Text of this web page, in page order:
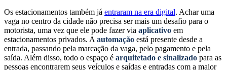
Os estacionamentos também já entraram na era digital. Achar uma
vaga no centro da cidade não precisa ser mais um desafio para o
motorista, uma vez que ele pode fazer via aplicativo em
estacionamentos privados. A automação está presente desde a
entrada, passando pela marcação da vaga, pelo pagamento e pela
saída. Além disso, todo o espaço é arquitetado e sinalizado para as
pessoas encontrarem seus veículos e saídas e entradas com a maior